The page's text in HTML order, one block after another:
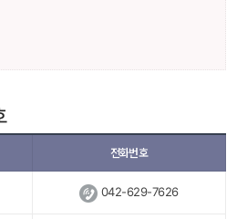
전화번호
042-629-7626